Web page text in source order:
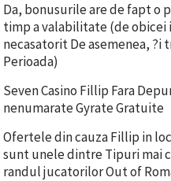
Da, bonusurile are de fapt o
timp a valabilitate (de obicei
necasatorit De asemenea, ?i
Perioada)
Seven Casino Fillip Fara
nenumarate Gyrate Gratuite
Ofertele din cauza Fillip in
sunt unele dintre Tipuri mai
randul jucatorilor Out of